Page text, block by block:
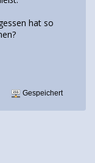
hat so
Gespeichert